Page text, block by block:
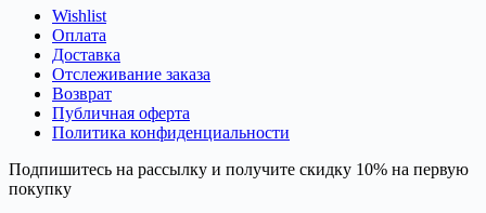
Wishlist
Оплата
Доставка
Отслеживание заказа
Возврат
Публичная оферта
Политика конфиденциальности
Подпишитесь на рассылку и получите скидку 10% на первую
покупку